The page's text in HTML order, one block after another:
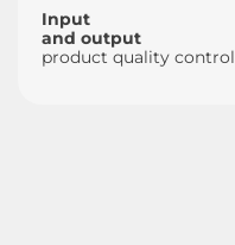
Input
and output
product quality control